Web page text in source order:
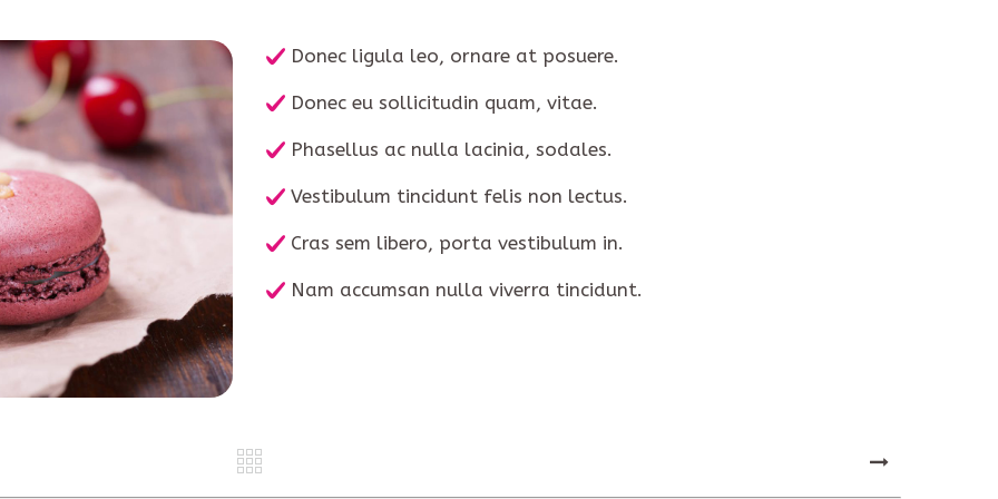
Donec ligula leo, ornare at posuere.
Donec eu sollicitudin quam, vitae.
Phasellus ac nulla lacinia, sodales.
Vestibulum tincidunt felis non lectus.
Cras sem libero, porta vestibulum in.
Nam accumsan nulla viverra tincidunt.
NEXT